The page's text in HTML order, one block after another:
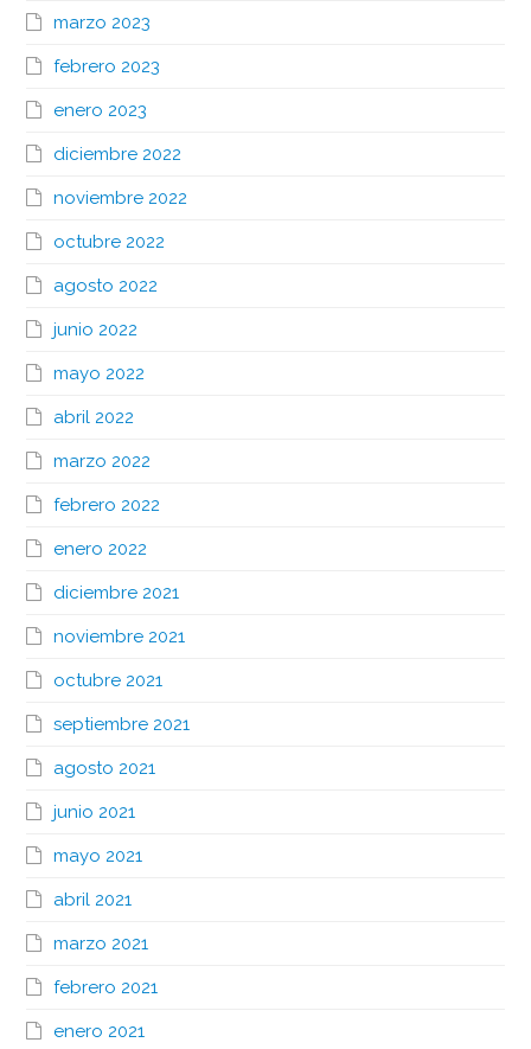
marzo 2023
febrero 2023
enero 2023
diciembre 2022
noviembre 2022
octubre 2022
agosto 2022
junio 2022
mayo 2022
abril 2022
marzo 2022
febrero 2022
enero 2022
diciembre 2021
noviembre 2021
octubre 2021
septiembre 2021
agosto 2021
junio 2021
mayo 2021
abril 2021
marzo 2021
febrero 2021
enero 2021